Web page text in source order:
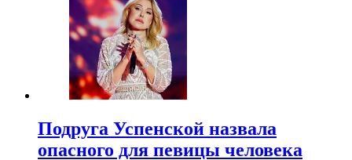
Подруга Успенской назвала
опасного для певицы человека